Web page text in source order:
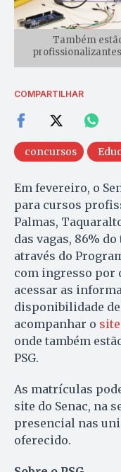
Também
COMPARTILHAR
concursos
Em fevereiro, o
para cursos
Palmas,
das vagas, 86%
através do
com ingresso por
acessar as
disponibilidade
acompanhar o
onde também
PSG.
As matrículas
site do Senac, na
presencial nas
oferecido.